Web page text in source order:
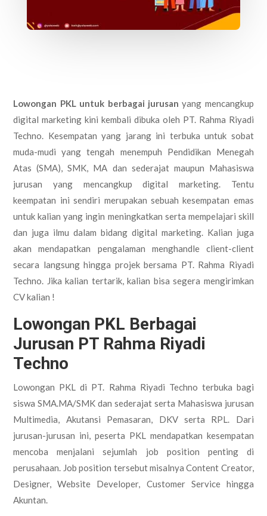
Lowongan PKL untuk berbagai jurusan yang mencangkup
digital marketing kini kembali dibuka oleh PT. Rahma Riyadi
Techno. Kesempatan yang jarang ini terbuka untuk sobat
muda-mudi yang tengah menempuh Pendidikan Menegah
Atas (SMA), SMK, MA dan sederajat maupun Mahasiswa
jurusan yang mencangkup digital marketing. Tentu
keempatan ini sendiri merupakan sebuah kesempatan emas
untuk kalian yang ingin meningkatkan serta mempelajari skill
dan juga ilmu dalam bidang digital marketing. Kalian juga
akan mendapatkan pengalaman menghandle client-client
secara langsung hingga projek bersama PT. Rahma Riyadi
Techno. Jika kalian tertarik, kalian bisa segera mengirimkan
CV kalian !
Lowongan PKL Berbagai
Jurusan PT Rahma Riyadi
Techno
Lowongan PKL di PT. Rahma Riyadi Techno terbuka bagi
siswa SMA.MA/SMK dan sederajat serta Mahasiswa jurusan
Multimedia, Akutansi Pemasaran, DKV serta RPL. Dari
jurusan-jurusan ini, peserta PKL mendapatkan kesempatan
mencoba menjalani sejumlah job position penting di
perusahaan. Job position tersebut misalnya Content Creator,
Designer, Website Developer, Customer Service hingga
Akuntan.